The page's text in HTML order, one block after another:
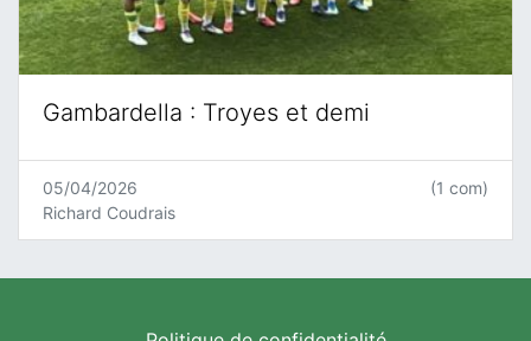
Gambardella : Troyes et demi
05/04/2026
Richard Coudrais
(1 com)